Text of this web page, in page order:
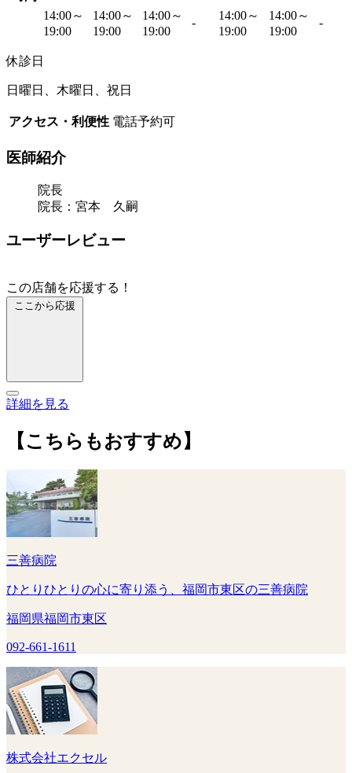
14:00～
19:00
14:00～
19:00
14:00～
19:00
-
14:00～
19:00
14:00～
19:00
-
休診日
日曜日、木曜日、祝日
アクセス・利便性 電話予約可
医師紹介
院長
院長：宮本 久嗣
ユーザーレビュー
この店舗を応援する！
ここから応援
詳細を見る
【こちらもおすすめ】
三善病院
ひとりひとりの心に寄り添う、福岡市東区の三善病院
福岡県福岡市東区
092-661-1611
株式会社エクセル